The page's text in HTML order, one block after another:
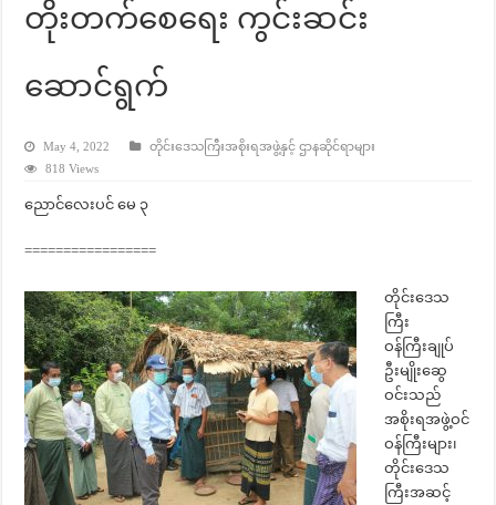
တိုးတက်စေရေး ကွင်းဆင်း
ဆောင်ရွက်
May 4, 2022
တိုင်းဒေသကြီးအစိုးရအဖွဲ့နှင့် ဌာနဆိုင်ရာများ
818 Views
ညောင်လေးပင် မေ ၃
=================
တိုင်းဒေသ
ကြီး
ဝန်ကြီးချုပ်
ဦးမျိုးဆွေ
ဝင်းသည်
အစိုးရအဖွဲ့ဝင်
ဝန်ကြီးများ၊
တိုင်းဒေသ
ကြီးအဆင့်